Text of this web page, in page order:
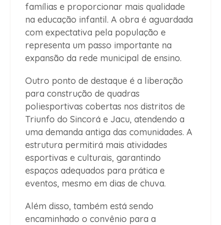
famílias e proporcionar mais qualidade
na educação infantil. A obra é aguardada
com expectativa pela população e
representa um passo importante na
expansão da rede municipal de ensino.
Outro ponto de destaque é a liberação
para construção de quadras
poliesportivas cobertas nos distritos de
Triunfo do Sincorá e Jacu, atendendo a
uma demanda antiga das comunidades. A
estrutura permitirá mais atividades
esportivas e culturais, garantindo
espaços adequados para prática e
eventos, mesmo em dias de chuva.
Além disso, também está sendo
encaminhado o convênio para a